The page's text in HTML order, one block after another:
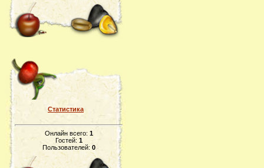
Статистика
Онлайн всего: 1
Гостей: 1
Пользователей: 0